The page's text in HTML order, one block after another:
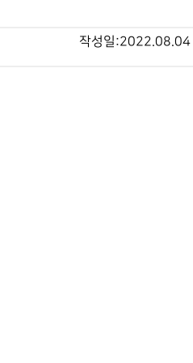
작성일:2022.08.04